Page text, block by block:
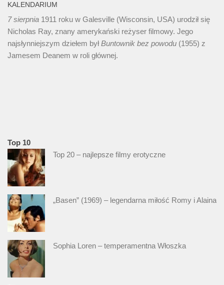
KALENDARIUM
7 sierpnia 1911 roku w Galesville (Wisconsin, USA) urodził się
Nicholas Ray, znany amerykański reżyser filmowy. Jego
najsłynniejszym dziełem byłBuntownik bez powodu (1955) z
Jamesem Deanem w roli głównej.
Top 10
Top 20 – najlepsze filmy erotyczne
„Basen” (1969) – legendarna miłość Romy i Alaina
Sophia Loren – temperamentna Włoszka